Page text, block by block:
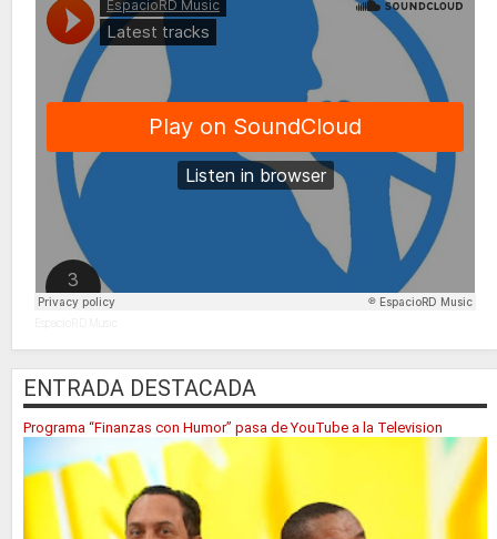
ENTRADA DESTACADA
Programa “Finanzas con Humor” pasa de YouTube a la Television